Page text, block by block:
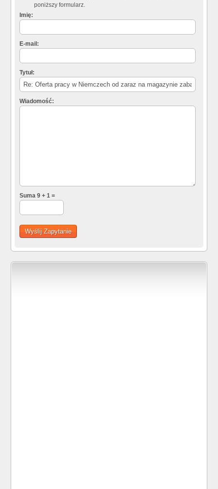
poniższy formularz.
Imię:
E-mail:
Tytuł:
Wiadomość:
Suma 9 + 1 =